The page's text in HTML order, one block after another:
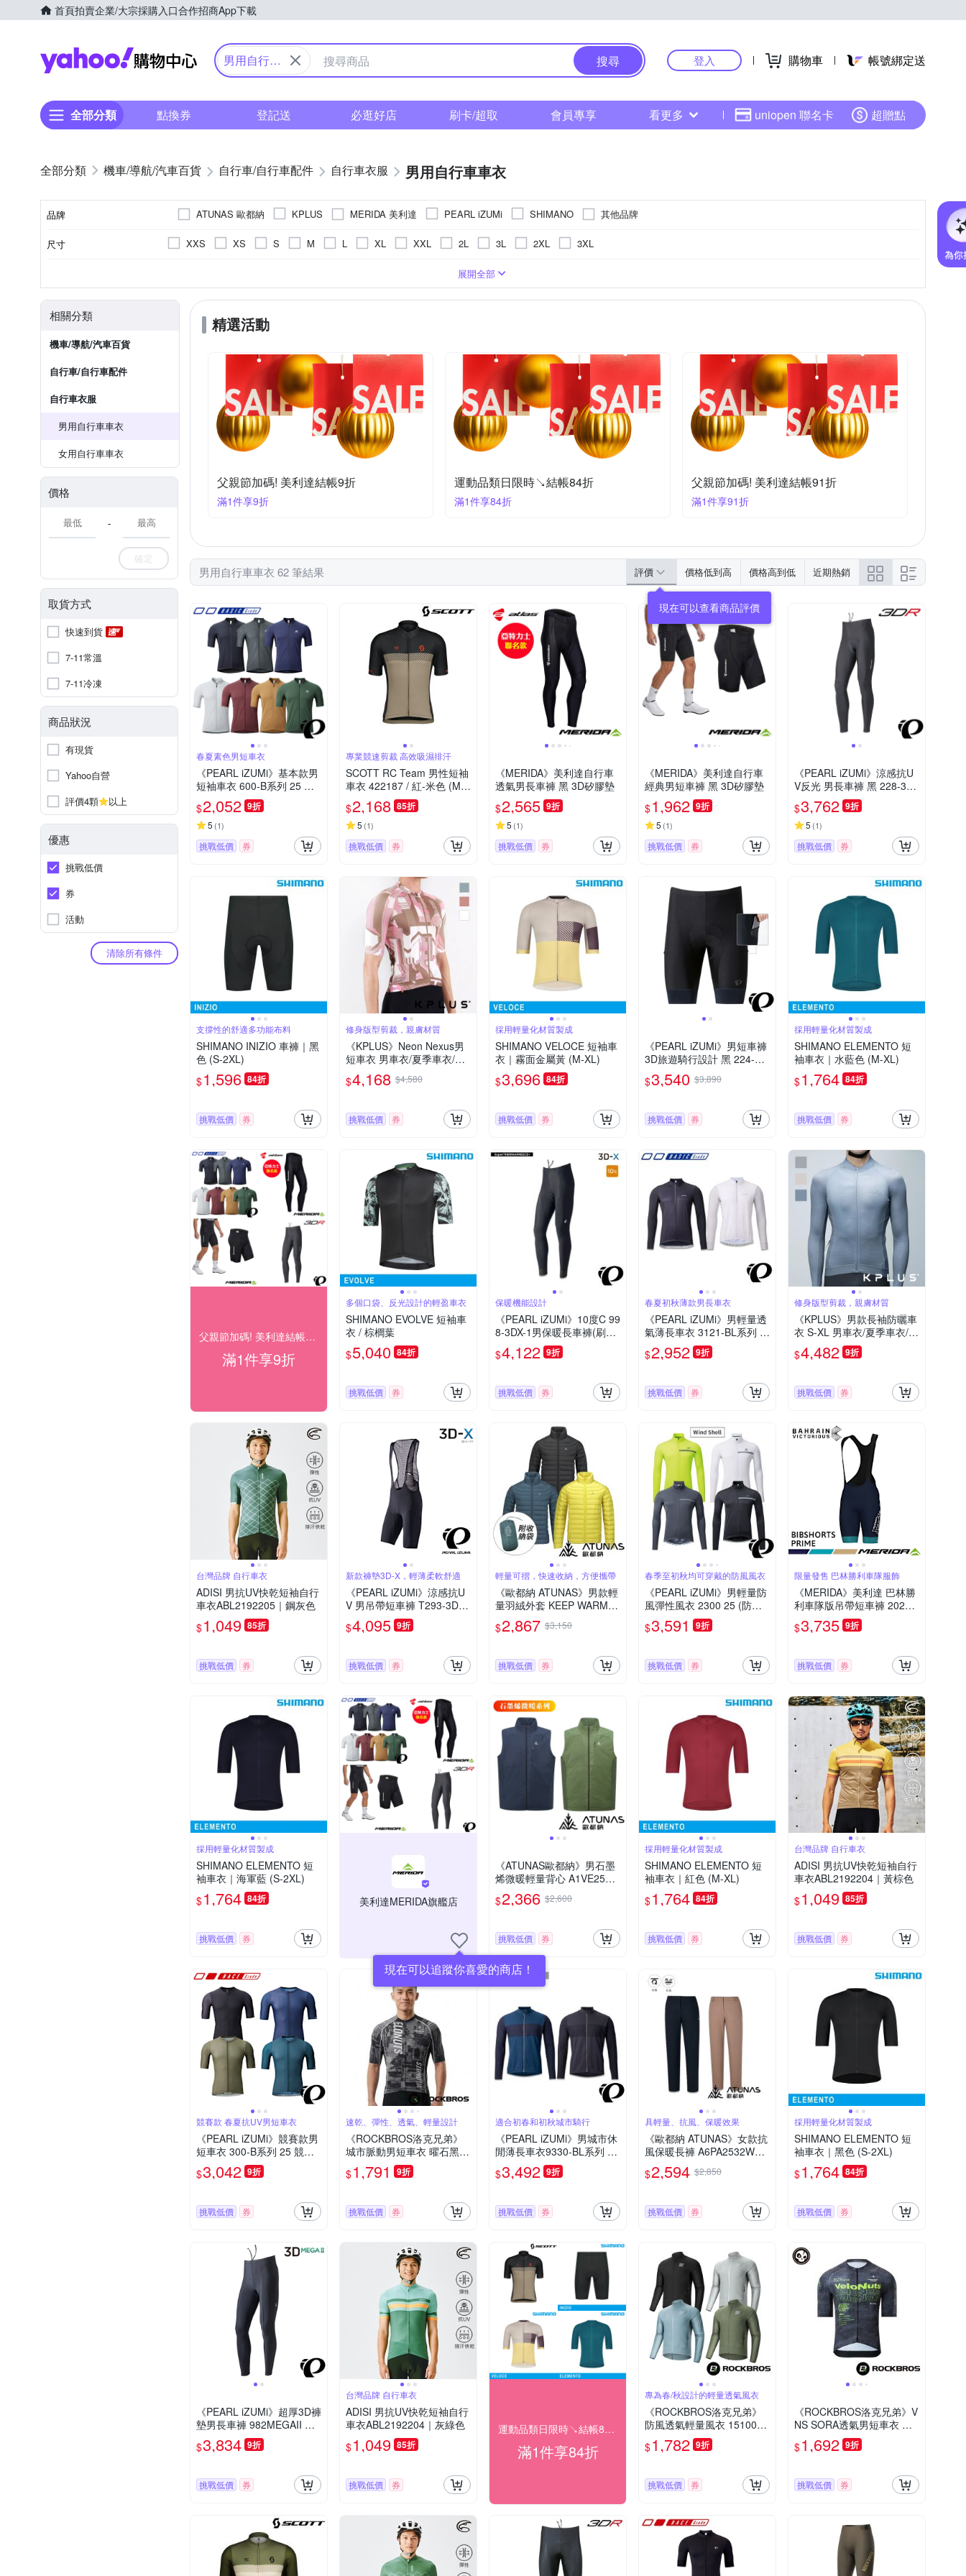
首頁拍賣企業/大宗採購入口合作招商App下載
Yahoo購物中心
男用自行車
搜尋 登入 購物車 帳號綁定送
全部分類 點換券 登記送 必逛好店 刷卡/超取 會員專享 看更多 uniopen 聯名卡 超贈點
機車/導航/汽車百貨 自行車/自行車配件 自行車衣服 男用自行車車衣
品牌 ATUNAS 歐都納 KPLUS MERIDA 美利達 PEARL iZUMi SHIMANO 其他品牌
尺寸 XXS XS S M L XL XXL 2L 3L 2XL 3XL
車褲-五分/七分
展開全部
相關分類
機車/導航/汽車百貨
自行車/自行車配件
自行車衣服
男用自行車車衣
女用自行車車衣
價格
-
確定
取貨方式
快速到貨
7-11常溫
7-11冷凍
商品狀況
有現貨
Yahoo自營
評價4顆
以上
優惠
挑戰低價
券
活動
清除所有條件
精選活動
父親節加碼! 美利達結帳9折
滿1件享9折
運動品類日限時↘結帳84折
滿1件享84折
父親節加碼! 美利達結帳91折
滿1件享91折
男用自行車車衣 62 筆結果 評價 價格低到高 價格高到低 近期熱銷
春夏素色男短車衣
《PEARL iZUMi》基本款男
短袖車衣 600-B系列 25 入
門車衣/春夏車衣/短袖車衣/
素色車衣/運動/單車/車服
$2,052 9折
5 (1)
挑戰低價 券
專業競速剪裁 高效吸濕排汗
SCOTT RC Team 男性短袖
車衣 422187 / 紅-米色 (M-X
L)
$2,168 85折
5 (1)
挑戰低價 券
《MERIDA》美利達自行車
透氣男長車褲 黑 3D矽膠墊
$2,565 9折
5 (1)
挑戰低價 券
《MERIDA》美利達自行車
經典男短車褲 黑 3D矽膠墊
$1,962 9折
5 (1)
挑戰低價 券
《PEARL iZUMi》涼感抗U
V反光 男長車褲 黑 228-3D
R-4 24 涼感車褲/吸汗/透氣/
環島/單車/長途/日本製
$3,762 9折
5 (1)
挑戰低價 券
支撐性的舒適多功能布料
SHIMANO INIZIO 車褲｜黑
色 (S-2XL)
$1,596 84折
挑戰低價 券
修身版型剪裁，親膚材質
《KPLUS》Neon Nexus男
短車衣 男車衣/夏季車衣/競
賽合身/自行車/運動/車服
$4,168 $4,580
挑戰低價 券
採用輕量化材質製成
SHIMANO VELOCE 短袖車
衣｜霧面金屬黃 (M-XL)
$3,696 84折
挑戰低價 券
《PEARL iZUMi》男短車褲
3D旅遊騎行設計 黑 224-3D
R 防曬 吸汗 透氣 日本製 單
車褲 車褲 競賽/運動
$3,540 $3,890
挑戰低價 券
採用輕量化材質製成
SHIMANO ELEMENTO 短
袖車衣｜水藍色 (M-XL)
$1,764 84折
挑戰低價 券
父親節加碼! 美利達結帳9折
滿1件享9折
多個口袋、反光設計的輕盈車衣
SHIMANO EVOLVE 短袖車
衣 / 棕櫚葉
$5,040 84折
挑戰低價 券
保暖機能設計
《PEARL iZUMi》10度C 99
8-3DX-1男保暖長車褲(刷毛
車褲/保暖車褲/吸汗/秋冬/入
門款/單車/運動)
$4,122 9折
挑戰低價 券
春夏初秋薄款男長車衣
《PEARL iZUMi》男輕量透
氣薄長車衣 3121-BL系列 2
5 (排汗/速乾/男車服/長袖車
衣/運動/自行車)
$2,952 9折
挑戰低價 券
修身版型剪裁，親膚材質
《KPLUS》男款長袖防曬車
衣 S-XL 男車衣/夏季車衣/薄
長車衣/競賽合身/自行車/運
動/車服
$4,482 9折
挑戰低價 券
台灣品牌 自行車衣
ADISI 男抗UV快乾短袖自行
車衣ABL2192205｜鋼灰色
$1,049 85折
挑戰低價 券
新款褲墊3D-X，輕薄柔軟舒適
《PEARL iZUMi》涼感抗U
V 男吊帶短車褲 T293-3DX
系列 25 競賽/涼感車褲/吊帶
褲/單車/運動/自行車
$4,095 9折
挑戰低價 券
輕量可摺，快速收納，方便攜帶
《歐都納 ATUNAS》男款輕
量羽絨外套 KEEP WARM
多色 A6GAGZ03M (輕量/防
潑水/收納/保暖外套/夾克/自
$2,867 $3,150
挑戰低價 券
春季至初秋均可穿戴的防風風衣
《PEARL iZUMi》男輕量防
風彈性風衣 2300 25 (防風/
收納/輕量/防潑水/運動/慢跑/
自行車)
$3,591 9折
挑戰低價 券
限量發售 巴林勝利車隊服飾
《MERIDA》美利達 巴林勝
利車隊版吊帶短車褲 2025
車隊/吊帶褲/競賽車褲/男車
褲/單車/自行車
$3,735 9折
挑戰低價 券
採用輕量化材質製成
SHIMANO ELEMENTO 短
袖車衣｜海軍藍 (S-2XL)
$1,764 84折
挑戰低價 券
美利達MERIDA旗艦店
現在可以追蹤你喜愛的商店！
《ATUNAS歐都納》男石墨
烯微暖輕量背心 A1VE2503
M 保暖/背心/外套/夾克/秋
冬/洋蔥式穿搭
$2,366 $2,600
挑戰低價 券
採用輕量化材質製成
SHIMANO ELEMENTO 短
袖車衣｜紅色 (M-XL)
$1,764 84折
挑戰低價 券
台灣品牌 自行車衣
ADISI 男抗UV快乾短袖自行
車衣ABL2192204｜黃棕色
$1,049 85折
挑戰低價 券
競賽款 春夏抗UV男短車衣
《PEARL iZUMi》競賽款男
短車衣 300-B系列 25 競賽
款/合身車衣/透氣/吸汗/自行
車/運動/車服/日本製
$3,042 9折
挑戰低價 券
速乾、彈性、透氣、輕量設計
《ROCKBROS洛克兄弟》
城市脈動男短車衣 曜石黑
(透氣/修身/短版/輕量/春夏
車衣/自行車/運動/車服)
$1,791 9折
挑戰低價 券
適合初春和初秋城市騎行
《PEARL iZUMi》男城市休
閒薄長車衣9330-BL系列 25
(排汗/速乾/男車服/長袖車
衣/運動/自行車)
$3,492 9折
挑戰低價 券
具輕量、抗風、保暖效果
《歐都納 ATUNAS》女款抗
風保暖長褲 A6PA2532W
(保暖/車褲/登山機能褲/休閒
長褲/運動/防風褲)
$2,594 $2,850
挑戰低價 券
採用輕量化材質製成
SHIMANO ELEMENTO 短
袖車衣｜黑色 (S-2XL)
$1,764 84折
挑戰低價 券
《PEARL iZUMi》超厚3D褲
墊男長車褲 982MEGAII 薄
刷毛/保暖/吸汗/秋冬/入門款/
單車/運動/長途/日本製
$3,834 9折
挑戰低價 券
台灣品牌 自行車衣
ADISI 男抗UV快乾短袖自行
車衣ABL2192204｜灰綠色
$1,049 85折
挑戰低價 券
運動品類日限時↘結帳84折
滿1件享84折
專為春/秋設計的輕量透氣風衣
《ROCKBROS洛克兄弟》
防風透氣輕量風衣 1510003
8 透氣/防風/輕量/春夏風衣/
秋季風衣/自行車/運動
$1,782 9折
挑戰低價 券
《ROCKBROS洛克兄弟》V
NS SORA透氣男短車衣 黑
蟒 小骷髏/透氣/修身/短版/輕
量/夏季/自行車/運動/車服/1
$1,692 9折
挑戰低價 券